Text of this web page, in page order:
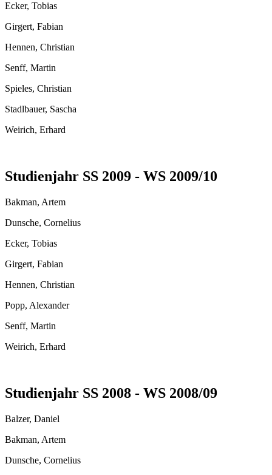
Ecker, Tobias
Girgert, Fabian
Hennen, Christian
Senff, Martin
Spieles, Christian
Stadlbauer, Sascha
Weirich, Erhard
Studienjahr SS 2009 - WS 2009/10
Bakman, Artem
Dunsche, Cornelius
Ecker, Tobias
Girgert, Fabian
Hennen, Christian
Popp, Alexander
Senff, Martin
Weirich, Erhard
Studienjahr SS 2008 - WS 2008/09
Balzer, Daniel
Bakman, Artem
Dunsche, Cornelius